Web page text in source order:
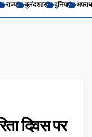
राज्य बुलंदशहर दुनिया अपराध
दिवस पर